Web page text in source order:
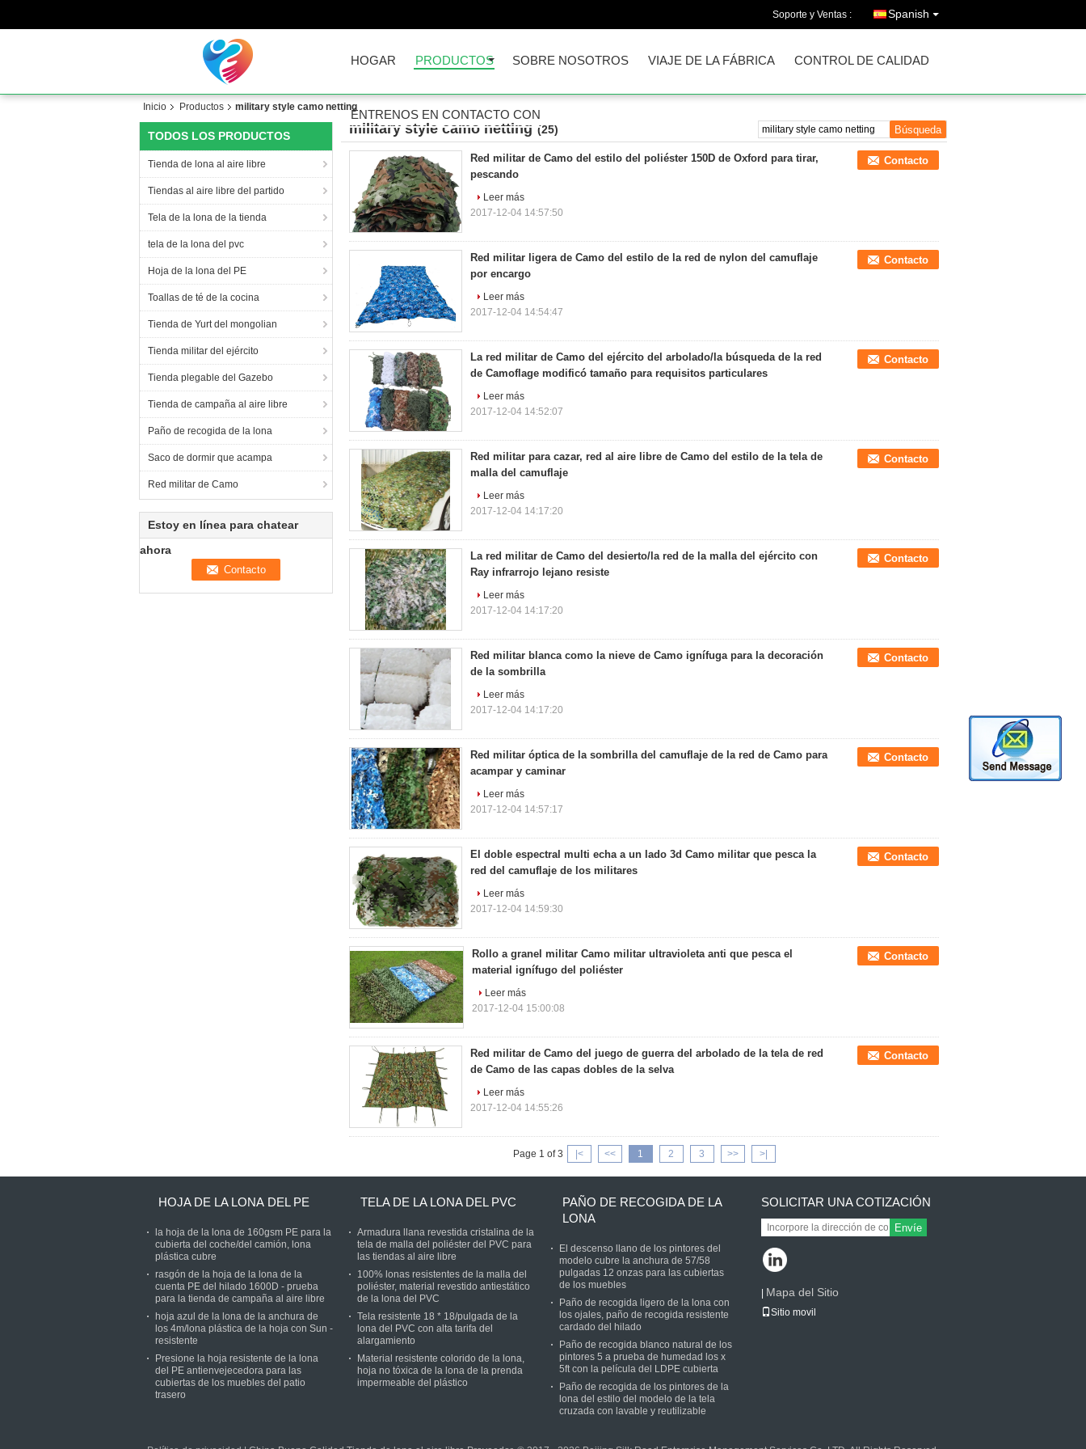
Soporte y Ventas : Spanish
HOGAR PRODUCTOS SOBRE NOSOTROS VIAJE DE LA FÁBRICA CONTROL DE CALIDAD
ÉNTRENOS EN CONTACTO CON
Inicio Productos military style camo netting
TODOS LOS PRODUCTOS
Tienda de lona al aire libre
Tiendas al aire libre del partido
Tela de la lona de la tienda
tela de la lona del pvc
Hoja de la lona del PE
Toallas de té de la cocina
Tienda de Yurt del mongolian
Tienda militar del ejército
Tienda plegable del Gazebo
Tienda de campaña al aire libre
Paño de recogida de la lona
Saco de dormir que acampa
Red militar de Camo
Estoy en línea para chatear
ahora
military style camo netting (25)
Red militar de Camo del estilo del poliéster 150D de Oxford para tirar,
pescando
Contacto
Leer más
2017-12-04 14:57:50
Red militar ligera de Camo del estilo de la red de nylon del camuflaje
por encargo
Contacto
Leer más
2017-12-04 14:54:47
La red militar de Camo del ejército del arbolado/la búsqueda de la red
de Camoflage modificó tamaño para requisitos particulares
Contacto
Leer más
2017-12-04 14:52:07
Red militar para cazar, red al aire libre de Camo del estilo de la tela de
malla del camuflaje
Contacto
Leer más
2017-12-04 14:17:20
La red militar de Camo del desierto/la red de la malla del ejército con
Ray infrarrojo lejano resiste
Contacto
Leer más
2017-12-04 14:17:20
Red militar blanca como la nieve de Camo ignífuga para la decoración
de la sombrilla
Contacto
Leer más
2017-12-04 14:17:20
Red militar óptica de la sombrilla del camuflaje de la red de Camo para
acampar y caminar
Contacto
Leer más
2017-12-04 14:57:17
El doble espectral multi echa a un lado 3d Camo militar que pesca la
red del camuflaje de los militares
Contacto
Leer más
2017-12-04 14:59:30
Rollo a granel militar Camo militar ultravioleta anti que pesca el
material ignífugo del poliéster
Contacto
Leer más
2017-12-04 15:00:08
Red militar de Camo del juego de guerra del arbolado de la tela de red
de Camo de las capas dobles de la selva
Contacto
Leer más
2017-12-04 14:55:26
Page 1 of 3 |< << 1 2 3 >> >|
HOJA DE LA LONA DEL PE
la hoja de la lona de 160gsm PE para la
cubierta del coche/del camión, lona
plástica cubre
rasgón de la hoja de la lona de la
cuenta PE del hilado 1600D - prueba
para la tienda de campaña al aire libre
hoja azul de la lona de la anchura de
los 4m/lona plástica de la hoja con Sun -
resistente
Presione la hoja resistente de la lona
del PE antienvejecedora para las
cubiertas de los muebles del patio
trasero
TELA DE LA LONA DEL PVC
Armadura llana revestida cristalina de la
tela de malla del poliéster del PVC para
las tiendas al aire libre
100% lonas resistentes de la malla del
poliéster, material revestido antiestático
de la lona del PVC
Tela resistente 18 * 18/pulgada de la
lona del PVC con alta tarifa del
alargamiento
Material resistente colorido de la lona,
hoja no tóxica de la lona de la prenda
impermeable del plástico
PAÑO DE RECOGIDA DE LA
LONA
El descenso llano de los pintores del
modelo cubre la anchura de 57/58
pulgadas 12 onzas para las cubiertas
de los muebles
Paño de recogida ligero de la lona con
los ojales, paño de recogida resistente
cardado del hilado
Paño de recogida blanco natural de los
pintores 5 a prueba de humedad los x
5ft con la película del LDPE cubierta
Paño de recogida de los pintores de la
lona del estilo del modelo de la tela
cruzada con lavable y reutilizable
SOLICITAR UNA COTIZACIÓN
Envíe
Mapa del Sitio
Sitio movil